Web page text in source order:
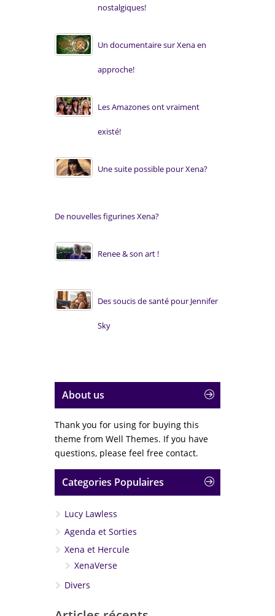
nostalgiques!
Un documentaire sur Xena en
approche!
Les Amazones ont vraiment
existé!
Une suite possible pour Xena?
De nouvelles figurines Xena?
Renee & son art !
Des soucis de santé pour Jennifer
Sky
About us
Thank you for using for buying this
theme from Well Themes. If you have
questions, please feel free contact.
Categories Populaires
Lucy Lawless
Agenda et Sorties
Xena et Hercule
XenaVerse
Divers